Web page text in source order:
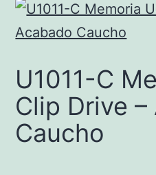
U1011-C
Clip Drive
Caucho